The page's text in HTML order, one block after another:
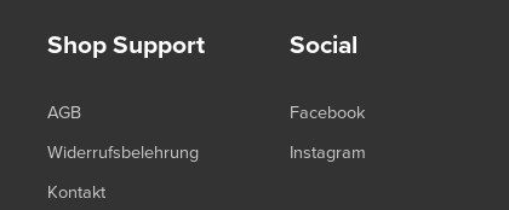
Shop Support
AGB
Widerrufsbelehrung
Kontakt
Social
Facebook
Instagram